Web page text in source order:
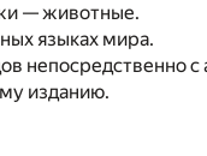
— животные.
языках мира.
непосредственно с
изданию.